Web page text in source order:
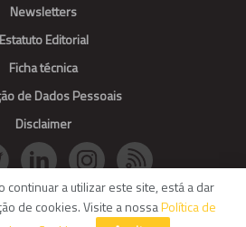
Newsletters
Estatuto Editorial
Ficha técnica
de Dados Pessoais
Disclaimer
All Rights reserved.
continuar a utilizar este site, está a dar
de cookies. Visite a nossaPolítica de